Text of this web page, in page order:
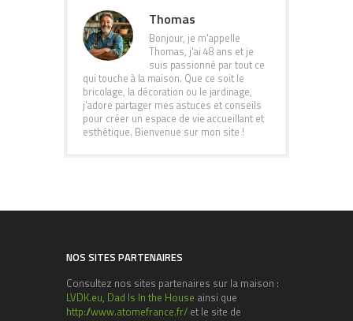
Thomas
Bonjour, je m'appelle
Thomas, j'ai 48 ans et je
suis passionné par tout ce
qui touche à la maison. Que ce soit le
bricolage, la décoration ou le jardinage,
j'adore partager mes astuces et conseils
pour créer un espace de vie accueillant et
esthétique. Bienvenue sur mon site !
NOS SITES PARTENAIRES
Consultez nos sites partenaires sur la maison :
LVDK.eu, Dad Is In the House ainsi que
http://www.atomefrance.fr/ et le site de